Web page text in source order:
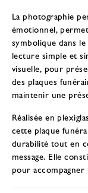
La photographie
émotionnel,
symbolique dans le
lecture simple et
visuelle, pour
des plaques
maintenir une
Réalisée en
cette plaque
durabilité tout en
message. Elle
pour accompagner